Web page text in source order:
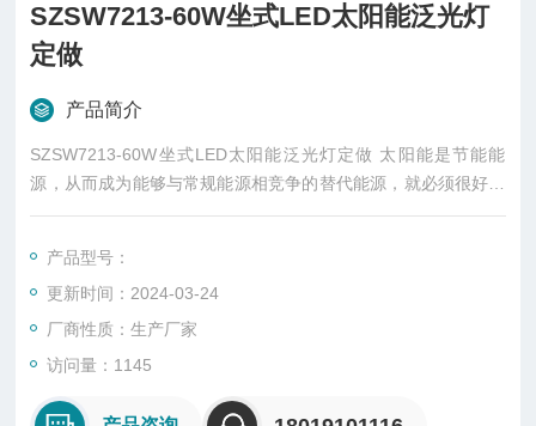
SZSW7213-60W坐式LED太阳能泛光灯
定做
产品简介
SZSW7213-60W坐式LED太阳能泛光灯定做 太阳能是节能能
源，从而成为能够与常规能源相竞争的替代能源，就必须很好地
解决蓄能问题，即把晴朗白天的太阳辐射能尽量贮存起来，以供
一，
产品型号：
更新时间：2024-03-24
厂商性质：生产厂家
访问量：1145